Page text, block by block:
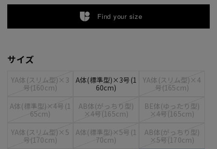
Find your size
サイズ
YA体(スリム型)×3
号(160cm)
A体(標準型)×3号(1
60cm)
YA体(スリム型)×4
号(165cm)
A体(標準型)×4号(1
65cm)
AB体(がっちり型)
×4号(165cm)
BE体(ゆったり型)
×4号(165cm)
YA体(スリム型)×5
号(170cm)
A体(標準型)×5号(1
70cm)
AB体(がっちり型)
×5号(170cm)